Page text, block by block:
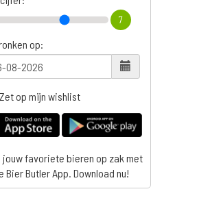
7
op:
Zet op mijn wishlist
jouw favoriete bieren op zak met
Bier Butler App. Download nu!